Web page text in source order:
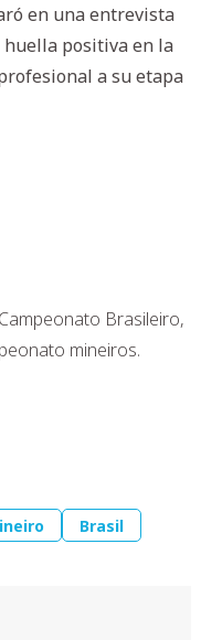
en una entrevista
huella positiva en la
a su etapa
Brasileiro,
mineiros.
Brasil